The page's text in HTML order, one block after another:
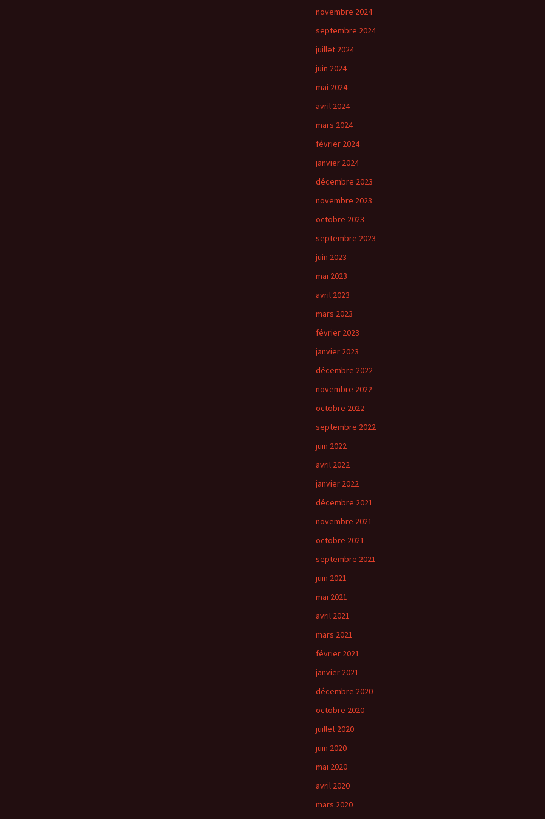
novembre 2024
septembre 2024
juillet 2024
juin 2024
mai 2024
avril 2024
mars 2024
février 2024
janvier 2024
décembre 2023
novembre 2023
octobre 2023
septembre 2023
juin 2023
mai 2023
avril 2023
mars 2023
février 2023
janvier 2023
décembre 2022
novembre 2022
octobre 2022
septembre 2022
juin 2022
avril 2022
janvier 2022
décembre 2021
novembre 2021
octobre 2021
septembre 2021
juin 2021
mai 2021
avril 2021
mars 2021
février 2021
janvier 2021
décembre 2020
octobre 2020
juillet 2020
juin 2020
mai 2020
avril 2020
mars 2020